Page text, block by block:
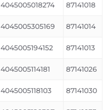
4045005018274 87141018
4045005305169 87141014
4045005194152 87141013
4045005114181 87141026
4045005118103 87141030